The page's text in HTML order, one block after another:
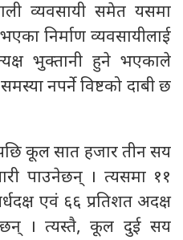
व्यवसायी समेत यसमा
निर्माण व्यवसायीलाई
भुक्तानी हुने भएकाले
नपर्ने विष्टको दाबी छ
कूल सात हजार तीन सय
पाउनेछन् । त्यसमा ११
एवं ६६ प्रतिशत अदक्ष
। त्यस्तै, कूल दुई सय